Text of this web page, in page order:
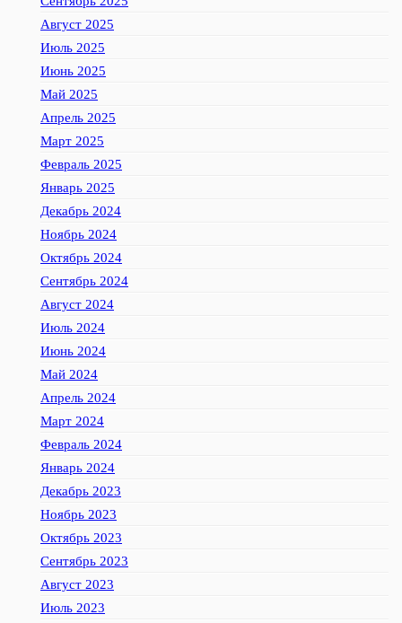
Август 2025
Июль 2025
Июнь 2025
Май 2025
Апрель 2025
Март 2025
Февраль 2025
Январь 2025
Декабрь 2024
Ноябрь 2024
Октябрь 2024
Сентябрь 2024
Август 2024
Июль 2024
Июнь 2024
Май 2024
Апрель 2024
Март 2024
Февраль 2024
Январь 2024
Декабрь 2023
Ноябрь 2023
Октябрь 2023
Сентябрь 2023
Август 2023
Июль 2023